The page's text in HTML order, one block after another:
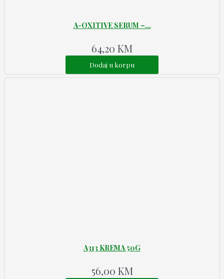
A-OXITIVE SERUM –...
64,20 KM
Dodaj u korpu
A313 KREMA 50G
56,00 KM